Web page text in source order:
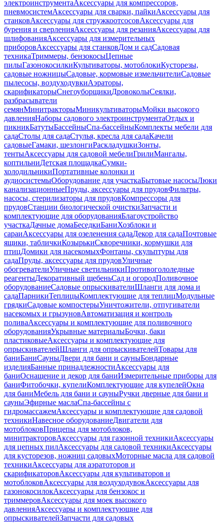
электроинструментаАксессуары для компрессоров,
пневмосистемАксессуары для сварки, пайкиАксессуары для
станковАксессуары для стружкоотсосовАксессуары для
бурения и сверленияАксессуары для резанияАксессуары для
шлифованияАксессуары для измерительных
приборовАксессуары для станковДом и садСадовая
техникаТриммеры, бензокосыЦепные
пилыГазонокосилкиКультиваторы, мотоблокиКусторезы,
садовые ножницыСадовые, кормовые измельчителиСадовые
пылесосы, воздуходувкиАэраторы,
скарификаторыСнегоуборщикиДровоколыСеялки,
разбрасыватели
семянМинитракторыМиникультиваторыМойки высокого
давленияНаборы садового электроинструментаОтдых и
пикникБатутыБассейныСпа-бассейныКомплекты мебели для
садаСтолы для садаСтулья, кресла для садаКачели
садовыеГамаки, шезлонгиРаскладушкиЗонты,
тентыАксессуары для садовой мебелиГрилиМангалы,
коптильниДетская площадкаСумки-
холодильникиПортативные колонки и
аудиосистемыОборудование для участкаБытовые насосыЛюки
канализационныеПруды, аксессуары для прудовФильтры,
насосы, стерилизаторы для прудовКомпрессоры для
прудовСтанции биологической очисткиЗапчасти и
комплектующие для оборудованияБлагоустройство
участкаДачные домаБеседкиБаниХозблоки и
сараиАксессуары для озеленения садаДекор для садаПочтовые
ящики, табличкиКозырькиСкворечники, кормушки для
птицДомики для насекомыхФонтаны, скульптуры для
садаПруды, аксессуары для прудовУличные
обогревателиУличные светильникиПротивогололедные
реагентыДекоративный щебеньСад и огородПоливочное
оборудованиеСадовые опрыскивателиШланги для дома и
садаПарникиТеплицыКомплектующие для теплицМодульные
грядкиСадовые компостерыУничтожители, отпугиватели
насекомых и грызуновАвтоматизация и контроль
поливаАксессуары и комплектующие для поливочного
оборудованияУкрывные материалыБочки, баки
пластиковыеАксессуары и комплектующие для
опрыскивателейШланги для опрыскивателейТовары для
баниБаниСауныДвери для бани и сауныБондарные
изделияБанные принадлежностиАксессуары для
баниОснащение и декор для баниИзмерительные приборы для
баниФитобочки, купелиКомплектующие для купелейОкна
для баниМебель для бани и сауныРучки дверные для бани и
сауныЭфирные маслаСпа-бассейны с
гидромассажемАксессуары и комплектующие для садовой
техникиНавесное оборудованиеДвигатели для
мотоблоковПрицепы для мотоблоков,
минитракторовАксессуары для газонной техникиАксессуары
для цепных пилАксессуары для садовой техникиАксессуары
для кусторезов, ножниц садовыхМоторные масла для садовой
техникиАксессуары для аэратоторов и
скарификаторовАксессуары для культиваторов и
мотоблоковАксессуары для воздуходувокАксессуары для
газонокосилокАксессуары для бензокос и
триммеровАксессуары для моек высокого
давленияАксессуары и комплектующие для
опрыскивателейЗапчасти для садовых